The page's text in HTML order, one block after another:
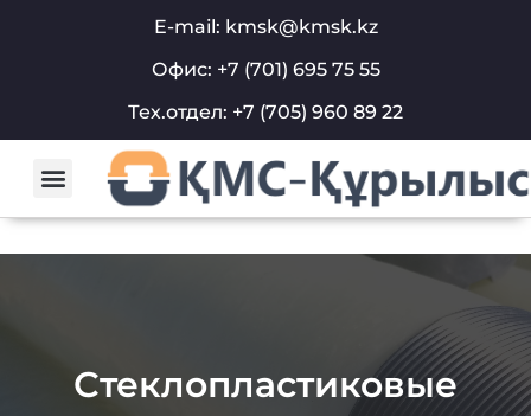
E-mail: kmsk@kmsk.kz
Офис: +7 (701) 695 75 55
Тех.отдел: +7 (705) 960 89 22
Menu
Стеклопластиковые